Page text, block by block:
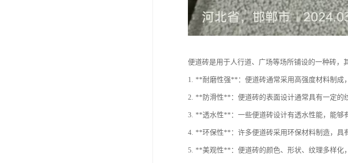
便道砖是用于人行道、广场等场所铺设的一种砖，
1. **耐磨性强**：便道砖通常采用高强度材料制成
2. **防滑性**：便道砖的表面设计通常具有一定的
3. **透水性**：一些便道砖设计有透水性能，能够
4. **环保性**：许多便道砖采用环保材料制造，具
5. **美观性**：便道砖的颜色、形状、纹理多样化